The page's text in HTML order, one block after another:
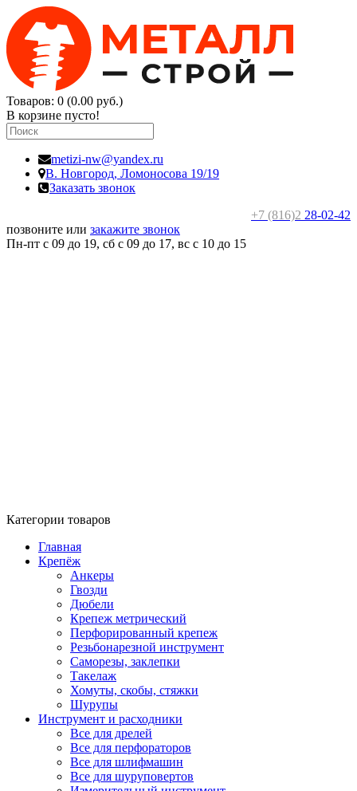
Товаров: 0 (0.00 руб.)
В корзине пусто!
metizi-nw@yandex.ru
В. Новгород, Ломоносова 19/19
Заказать звонок
+7 (816)2 28-02-42
позвоните или закажите звонок
Пн-пт с 09 до 19, сб с 09 до 17, вс c 10 до 15
Категории товаров
Главная
Крепёж
Анкеры
Гвозди
Дюбели
Крепеж метрический
Перфорированный крепеж
Резьбонарезной инструмент
Саморезы, заклепки
Такелаж
Хомуты, скобы, стяжки
Шурупы
Инструмент и расходники
Все для дрелей
Все для перфораторов
Все для шлифмашин
Все для шуруповертов